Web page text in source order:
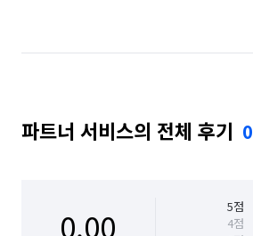
부산 해운대구
파트너 서비스의 전체 후기 0
0.00 5점
4점